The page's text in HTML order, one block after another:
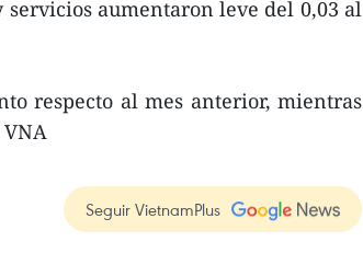
aumentaron leve del 0,03 al
respecto al mes anterior, mientras
Seguir VietnamPlus